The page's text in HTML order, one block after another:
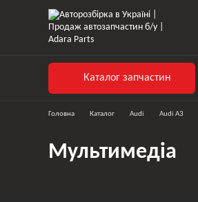
Перейти до основного контенту
Каталог запчастин
Головна Каталог Audi Audi A3
Мультимедіа